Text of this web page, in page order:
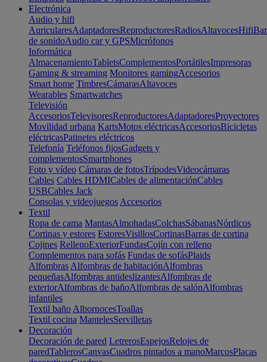
Electrónica
Audio y hifi
AuricularesAdaptadoresReproductoresRadiosAltavocesHifi
de sonidoAudio car y GPSMicrófonos
Informática
AlmacenamientoTabletsComplementosPortátilesImpresoras
Gaming & streaming Monitores gamingAccesorios
Smart home TimbresCámarasAltavoces
Wearables Smartwatches
Televisión
AccesoriosTelevisoresReproductoresAdaptadoresProyectores
Movilidad urbana KartsMotos eléctricasAccesoriosBicicletas
eléctricasPatinetes eléctricos
Telefonía Teléfonos fijosGadgets y
complementosSmartphones
Foto y vídeo Cámaras de fotosTrípodesVideocámaras
Cables Cables HDMICables de alimentaciónCables
USBCables Jack
Consolas y videojuegos Accesorios
Textil
Ropa de cama MantasAlmohadasColchasSábanasNórdicos
Cortinas y estores EstoresVisillosCortinasBarras de cortina
Cojines RellenoExteriorFundasCojín con relleno
Complementos para sofás Fundas de sofásPlaids
Alfombras Alfombras de habitaciónAlfombras
pequeñasAlfombras antideslizantesAlfombras de
exteriorAlfombras de bañoAlfombras de salónAlfombras
infantiles
Textil baño AlbornocesToallas
Textil cocina MantelesServilletas
Decoración
Decoración de pared LetrerosEspejosRelojes de
paredTablerosCanvasCuadros pintados a manoMarcosPlacas